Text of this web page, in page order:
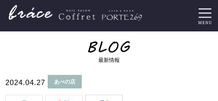
最新情報
2024.04.27 あべの店